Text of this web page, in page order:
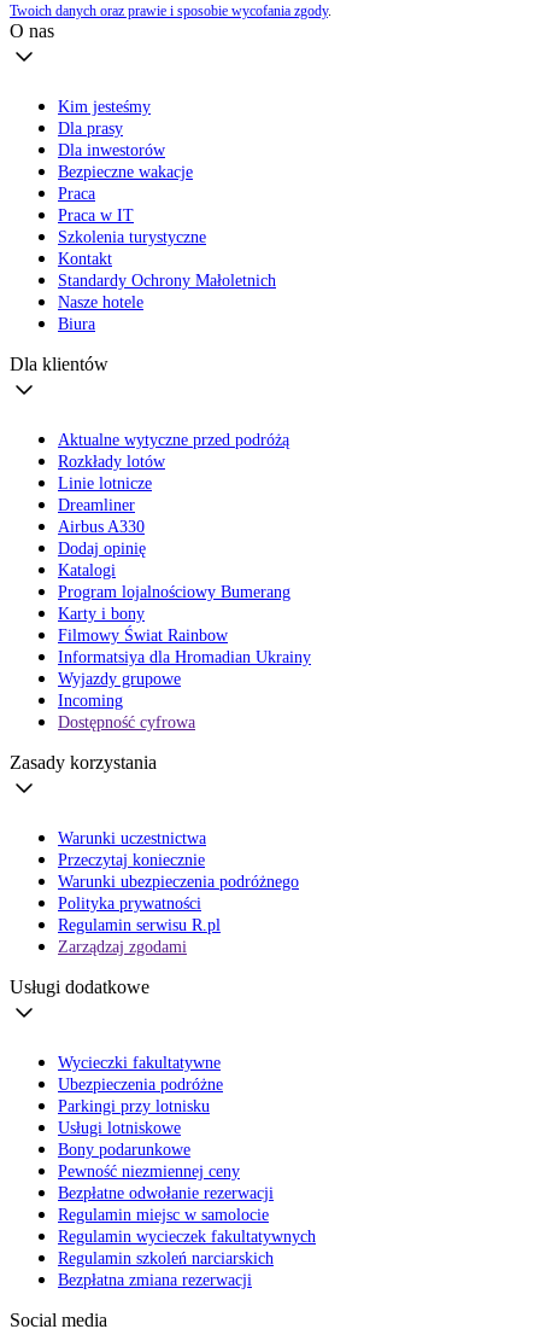
Twoich danych oraz prawie i sposobie wycofania zgody.
O nas
Kim jesteśmy
Dla prasy
Dla inwestorów
Bezpieczne wakacje
Praca
Praca w IT
Szkolenia turystyczne
Kontakt
Standardy Ochrony Małoletnich
Nasze hotele
Biura
Dla klientów
Aktualne wytyczne przed podróżą
Rozkłady lotów
Linie lotnicze
Dreamliner
Airbus A330
Dodaj opinię
Katalogi
Program lojalnościowy Bumerang
Karty i bony
Filmowy Świat Rainbow
Informatsiya dla Hromadian Ukrainy
Wyjazdy grupowe
Incoming
Dostępność cyfrowa
Zasady korzystania
Warunki uczestnictwa
Przeczytaj koniecznie
Warunki ubezpieczenia podróżnego
Polityka prywatności
Regulamin serwisu R.pl
Zarządzaj zgodami
Usługi dodatkowe
Wycieczki fakultatywne
Ubezpieczenia podróżne
Parkingi przy lotnisku
Usługi lotniskowe
Bony podarunkowe
Pewność niezmiennej ceny
Bezpłatne odwołanie rezerwacji
Regulamin miejsc w samolocie
Regulamin wycieczek fakultatywnych
Regulamin szkoleń narciarskich
Bezpłatna zmiana rezerwacji
Social media